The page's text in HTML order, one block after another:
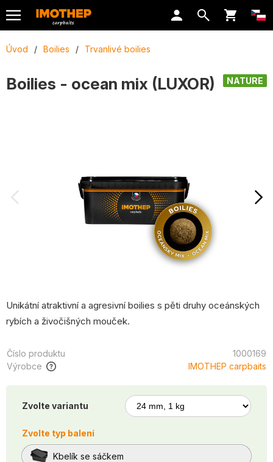
Úvod / Boilies / Trvanlivé boilies
NATURE
Boilies - ocean mix (LUXOR)
Unikátní atraktivní a agresivní boilies s pěti druhy oceánských
rybích a živočišných mouček.
Číslo produktu
1000169
Výrobce
IMOTHEP carpbaits
Zvolte variantu
Zvolte typ balení
Kbelík se sáčkem